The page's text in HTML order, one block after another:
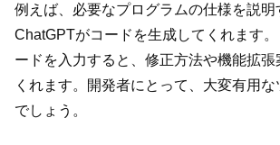
例えば、必要なプログラムの仕様を説明
ChatGPTがコードを生成してくれます
ードを入力すると、修正方法や機能拡張
くれます。開発者にとって、大変有用な
でしょう。